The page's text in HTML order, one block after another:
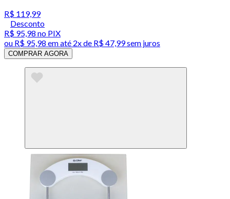
R$ 119,99
Desconto
R$ 95,98 no PIX
ou R$ 95,98 em até 2x de R$ 47,99 sem juros
COMPRAR AGORA